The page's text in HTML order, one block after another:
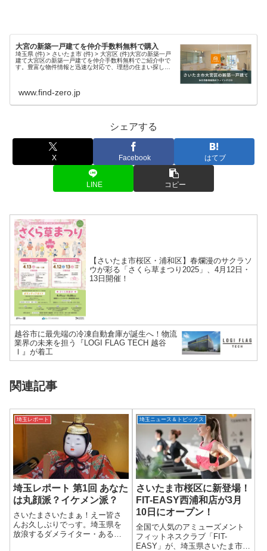
大宮の新築一戸建てを仲介手数料無料で購入
埼玉県 (件) > さいたま市 (件) > 大宮区 (件)大宮の新築一戸
建て大宮区の新築一戸建てを仲介手数料無料でご紹介中で
す。豊富な物件情報と迅速な対応で、理想の住まい探しを
www.find-zero.jp
シェアする
X Facebook はてブ
LINE コピー
【さいたま市桜区・浦和区】春爛漫のサクラソ
ウが彩る「さくら草まつり2025」、4月12日・
13日開催！
越谷市に最先端の冷凍自動倉庫が誕生へ！物流
業界の未来を担う『LOGI FLAG TECH 越谷
Ⅰ』が着工
関連記事
埼玉レポート
埼玉レポート 第1回 あなた
は丸顔派？イケメン派？
さいたまさいたまぁ！えー皆さ
んお久しぶりでっす。埼玉県を
放浪するダメライター・あるか
埼玉ニュース＆トピックス
さいたま市桜区に新登場！
FIT-EASY西浦和店が3月
10日にオープン！
全国で人気のアミューズメント
フィットネスクラブ「FIT-
EASY」が、埼玉県さいたま市桜